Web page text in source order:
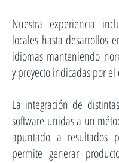
Nuestra experiencia
locales hasta desarrollos
idiomas manteniendo
y proyecto indicadas por el
La integración de
software unidas a un
apuntado a resultados
permite generar